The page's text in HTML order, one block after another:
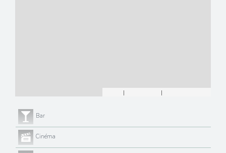
| |
Bar
Cinéma